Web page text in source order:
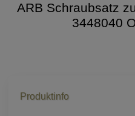
ARB Schraubsatz
3448040
Produktinfo